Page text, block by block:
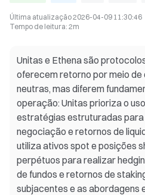
Última atualização2026-04-09 11:30:46
Tempo de leitura: 2m
Unitas e Ethena são
oferecem retorno por meio
neutras, mas diferem
operação: Unitas prioriza o
estratégias estruturadas
negociação e retornos de
utiliza ativos spot e posições
perpétuos para realizar
de fundos e retornos de
subjacentes e as